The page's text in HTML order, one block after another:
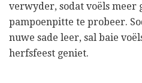
verwyder, sodat voëls meer
pampoenpitte te probeer.
nuwe sade leer, sal baie
herfsfeest geniet.